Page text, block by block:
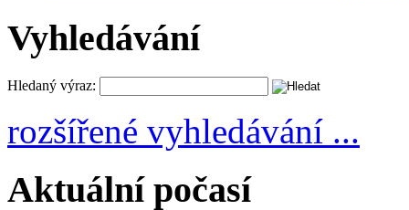
Vyhledávání
Hledaný výraz:
rozšířené vyhledávání ...
Aktuální počasí